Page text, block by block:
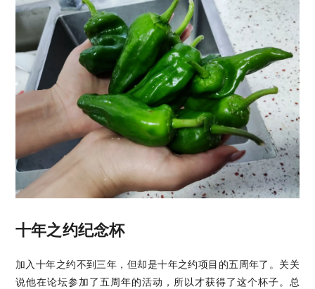
十年之约纪念杯
加入十年之约不到三年，但却是十年之约项目的五周年了。关关
说他在论坛参加了五周年的活动，所以才获得了这个杯子。总